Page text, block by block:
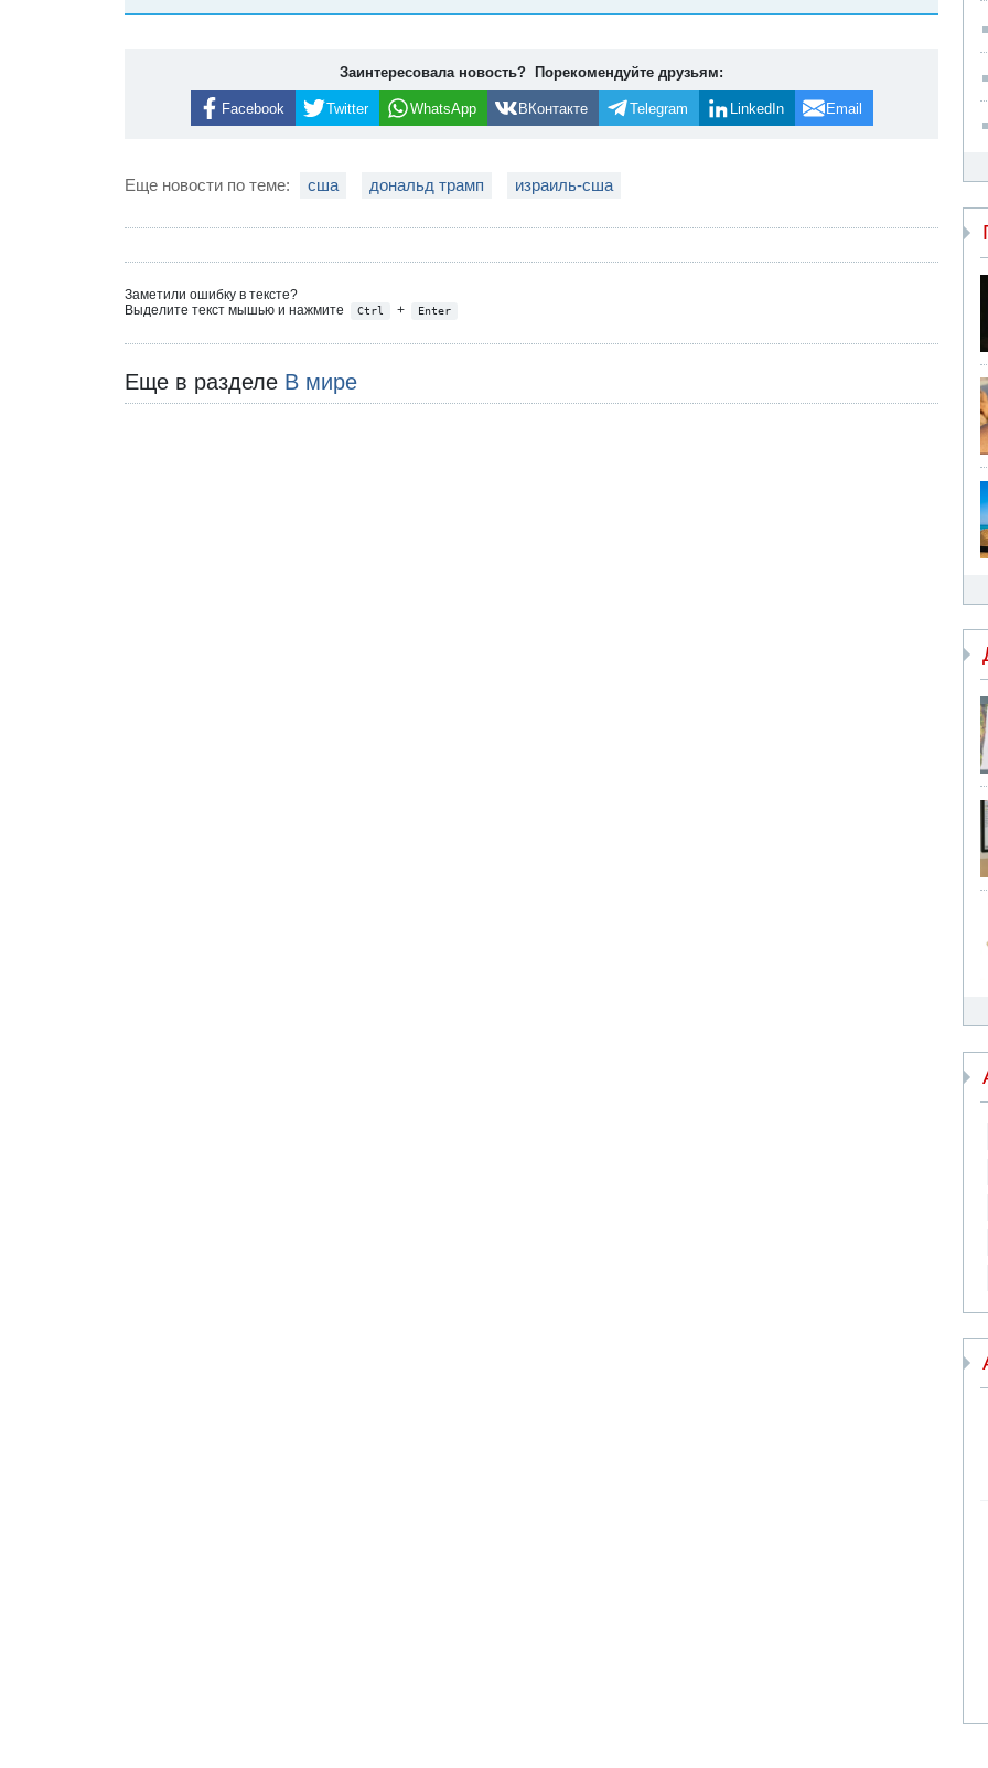
Заинтересовала новость? Порекомендуйте друзьям:
Facebook Twitter WhatsApp ВКонтакте Telegram LinkedIn Email
Еще новости по теме: сша дональд трамп израиль-сша
Заметили ошибку в тексте?
Выделите текст мышью и нажмите
Ctrl + Enter
Еще в разделе В мире